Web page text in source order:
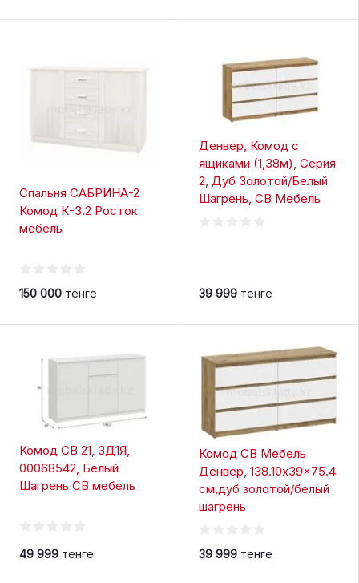
Спальня САБРИНА-2
Комод К-3.2 Росток
мебель
150 000 тенге
Денвер, Комод с
ящиками (1,38м), Серия
2, Дуб Золотой/Белый
Шагрень, СВ Мебель
39 999 тенге
Комод СВ 21, 3Д1Я,
00068542, Белый
Шагрень СВ мебель
49 999 тенге
Комод СВ Мебель
Денвер, 138.10x39x75.4
см,дуб золотой/белый
шагрень
39 999 тенге